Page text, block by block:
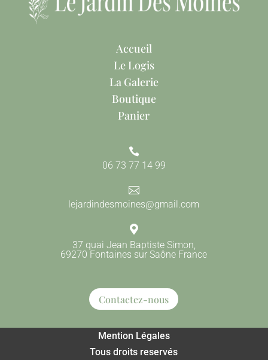
Accueil
Le Logis
La Galerie
Boutique
Panier

06 73 77 14 99

lejardindesmoines@gmail.com

37 quai Jean Baptiste Simon,
69270 Fontaines sur Saône France
Contactez-nous
Mention Légales
Tous droits reservés